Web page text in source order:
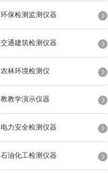
环保检测监测仪器
交通建筑检测仪器
农林环境检测仪
教教学演示仪器
电力安全检测仪器
石油化工检测仪器